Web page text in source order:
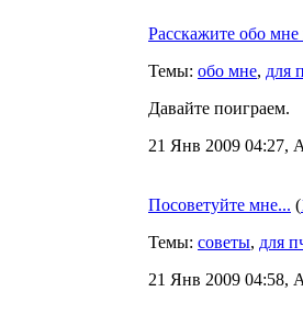
Расскажите обо
Темы: обо мне, для
Давайте поиграем.
21 Янв 2009 04:27,
Посоветуйте мне... (
Темы: советы, для
21 Янв 2009 04:58,